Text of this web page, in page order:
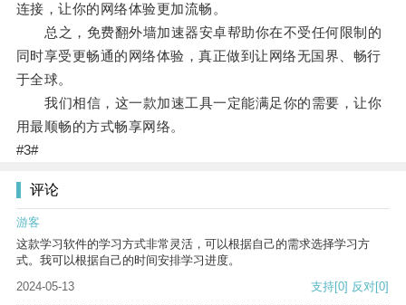
连接，让你的网络体验更加流畅。
总之，免费翻外墙加速器安卓帮助你在不受任何限制的
同时享受更畅通的网络体验，真正做到让网络无国界、畅行
于全球。
我们相信，这一款加速工具一定能满足你的需要，让你
用最顺畅的方式畅享网络。
#3#
评论
游客
这款学习软件的学习方式非常灵活，可以根据自己的需求选择学习方
式。我可以根据自己的时间安排学习进度。
2024-05-13
支持[0] 反对[0]